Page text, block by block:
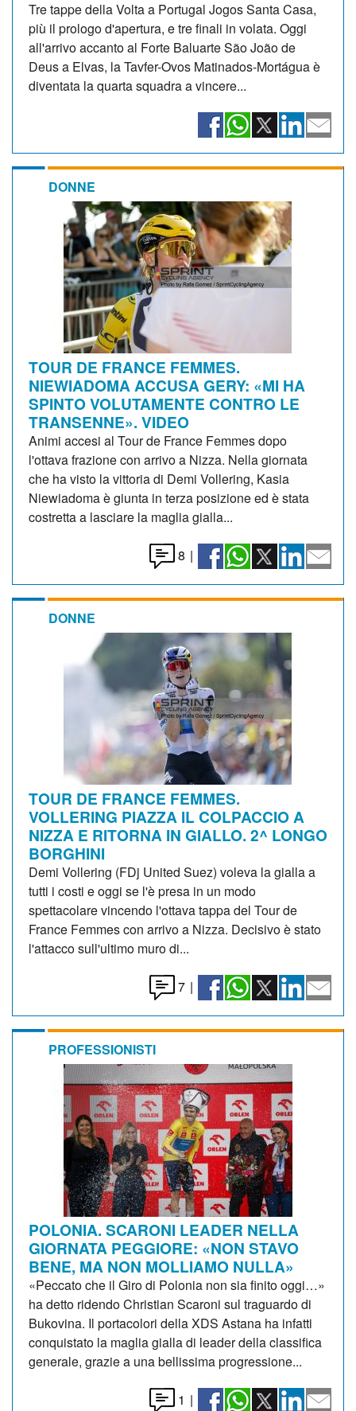
Tre tappe della Volta a Portugal Jogos Santa Casa,
più il prologo d'apertura, e tre finali in volata. Oggi
all'arrivo accanto al Forte Baluarte São João de
Deus a Elvas, la Tavfer-Ovos Matinados-Mortágua è
diventata la quarta squadra a vincere...
DONNE
TOUR DE FRANCE FEMMES.
NIEWIADOMA ACCUSA GERY: «MI HA
SPINTO VOLUTAMENTE CONTRO LE
TRANSENNE». VIDEO
Animi accesi al Tour de France Femmes dopo
l'ottava frazione con arrivo a Nizza. Nella giornata
che ha visto la vittoria di Demi Vollering, Kasia
Niewiadoma è giunta in terza posizione ed è stata
costretta a lasciare la maglia gialla...
8 |
DONNE
TOUR DE FRANCE FEMMES.
VOLLERING PIAZZA IL COLPACCIO A
NIZZA E RITORNA IN GIALLO. 2^ LONGO
BORGHINI
Demi Vollering (FDj United Suez) voleva la gialla a
tutti i costi e oggi se l'è presa in un modo
spettacolare vincendo l'ottava tappa del Tour de
France Femmes con arrivo a Nizza. Decisivo è stato
l'attacco sull'ultimo muro di...
7 |
PROFESSIONISTI
POLONIA. SCARONI LEADER NELLA
GIORNATA PEGGIORE: «NON STAVO
BENE, MA NON MOLLIAMO NULLA»
«Peccato che il Giro di Polonia non sia finito oggi…»
ha detto ridendo Christian Scaroni sul traguardo di
Bukovina. Il portacolori della XDS Astana ha infatti
conquistato la maglia gialla di leader della classifica
generale, grazie a una bellissima progressione...
1 |